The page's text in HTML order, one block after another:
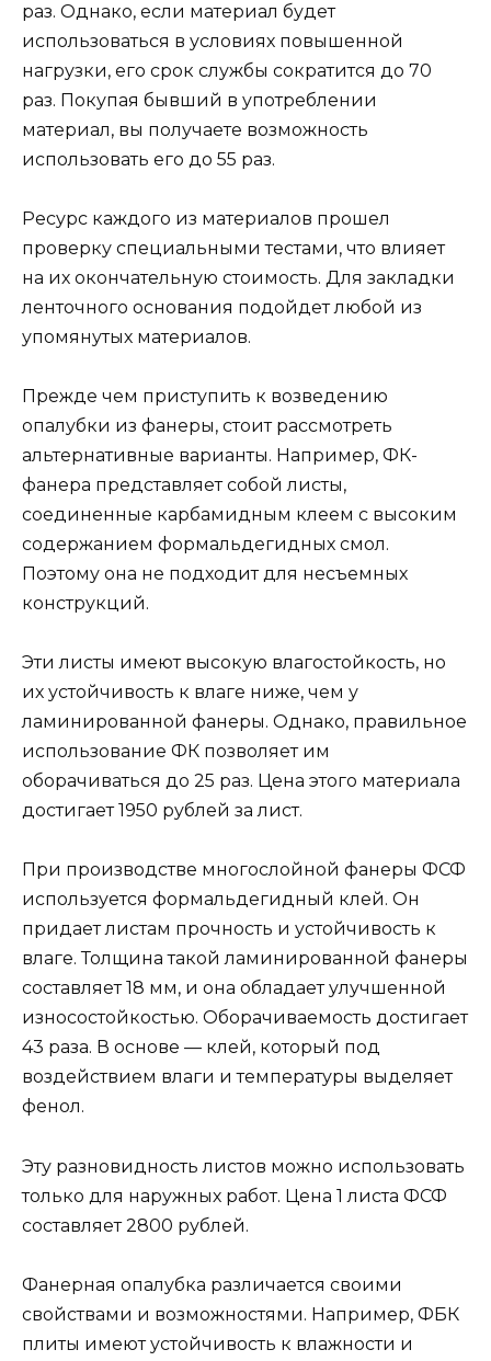
раз. Однако, если материал будет
использоваться в условиях повышенной
нагрузки, его срок службы сократится до 70
раз. Покупая бывший в употреблении
материал, вы получаете возможность
использовать его до 55 раз.
Ресурс каждого из материалов прошел
проверку специальными тестами, что влияет
на их окончательную стоимость. Для закладки
ленточного основания подойдет любой из
упомянутых материалов.
Прежде чем приступить к возведению
опалубки из фанеры, стоит рассмотреть
альтернативные варианты. Например, ФК-
фанера представляет собой листы,
соединенные карбамидным клеем с высоким
содержанием формальдегидных смол.
Поэтому она не подходит для несъемных
конструкций.
Эти листы имеют высокую влагостойкость, но
их устойчивость к влаге ниже, чем у
ламинированной фанеры. Однако, правильное
использование ФК позволяет им
оборачиваться до 25 раз. Цена этого материала
достигает 1950 рублей за лист.
При производстве многослойной фанеры ФСФ
используется формальдегидный клей. Он
придает листам прочность и устойчивость к
влаге. Толщина такой ламинированной фанеры
составляет 18 мм, и она обладает улучшенной
износостойкостью. Оборачиваемость достигает
43 раза. В основе — клей, который под
воздействием влаги и температуры выделяет
фенол.
Эту разновидность листов можно использовать
только для наружных работ. Цена 1 листа ФСФ
составляет 2800 рублей.
Фанерная опалубка различается своими
свойствами и возможностями. Например, ФБК
плиты имеют устойчивость к влажности и